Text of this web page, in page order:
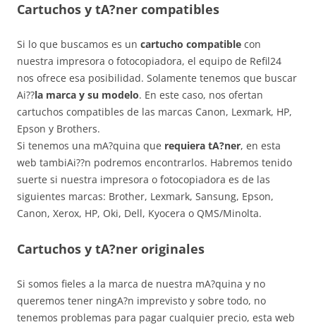
Cartuchos y tA?ner compatibles
Si lo que buscamos es un cartucho compatible con
nuestra impresora o fotocopiadora, el equipo de Refil24
nos ofrece esa posibilidad. Solamente tenemos que buscar
Ai??la marca y su modelo. En este caso, nos ofertan
cartuchos compatibles de las marcas Canon, Lexmark, HP,
Epson y Brothers.
Si tenemos una mA?quina que requiera tA?ner, en esta
web tambiAi??n podremos encontrarlos. Habremos tenido
suerte si nuestra impresora o fotocopiadora es de las
siguientes marcas: Brother, Lexmark, Sansung, Epson,
Canon, Xerox, HP, Oki, Dell, Kyocera o QMS/Minolta.
Cartuchos y tA?ner originales
Si somos fieles a la marca de nuestra mA?quina y no
queremos tener ningA?n imprevisto y sobre todo, no
tenemos problemas para pagar cualquier precio, esta web